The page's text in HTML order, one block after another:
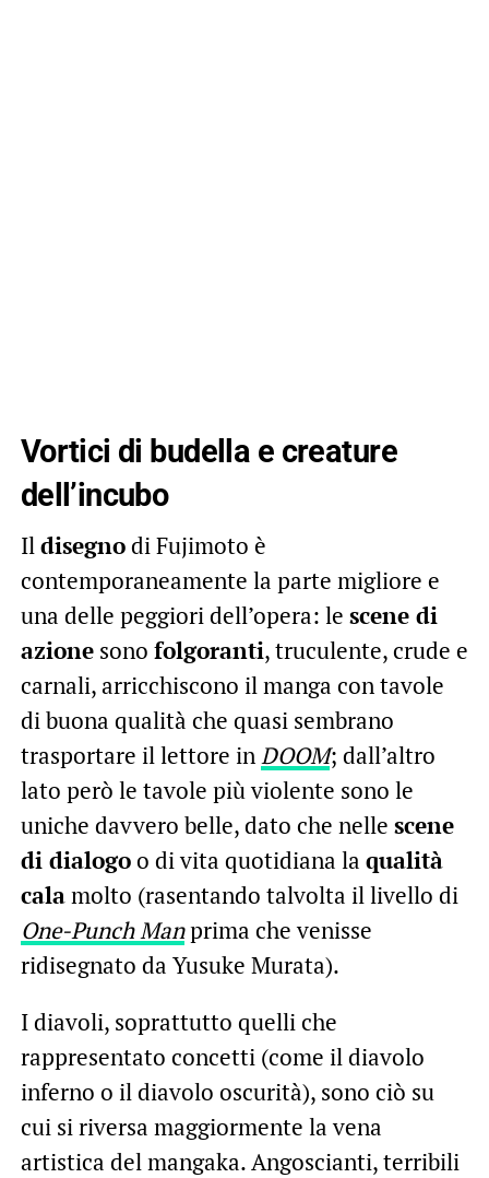
Vortici di budella e creature
dell’incubo
Ildisegnodi Fujimoto è
contemporaneamente la parte migliore e
una delle peggiori dell’opera: le scene di
azionesono folgoranti, truculente, crude e
carnali, arricchiscono il manga con tavole
di buona qualità che quasi sembrano
trasportare il lettore inDOOM; dall’altro
lato però le tavole più violente sono le
uniche davvero belle, dato che nelle scene
di dialogoo di vita quotidiana la qualità
calamolto (rasentando talvolta il livello di
One-Punch Manprima che venisse
ridisegnato da Yusuke Murata).
I diavoli, soprattutto quelli che
rappresentato concetti (come il diavolo
inferno o il diavolo oscurità), sono ciò su
cui si riversa maggiormente la vena
artistica del mangaka. Angoscianti, terribili